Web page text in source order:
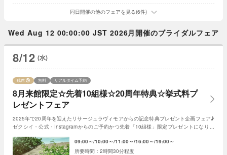
同日開催の他のフェアを見る(6件)
Wed Aug 12 00:00:00 JST 2026月開催のブライダルフェア
8/12 (水)
8月来館限定☆先着10組様☆20周年特典☆挙式料プ
レゼントフェア
残席 無料 リアルタイム予約
2025年で20周年を迎えたリサージュラヴィモアからの記念特典プレゼント企画フェア♪
ゼクシイ・公式・Instagramからのご予約かつ先着「10組様」限定プレゼントになりま
09:00～ 10:00～ 11:00～ 16:00～ 19:00～
2時間30分程度